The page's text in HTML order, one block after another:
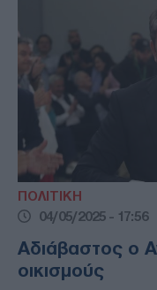
ΠΟΛΙΤΙΚΗ
04/05/2025 - 17:56
Αδιάβαστος ο
οικισμούς